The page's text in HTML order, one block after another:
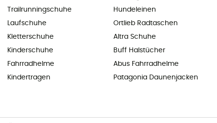
Trailrunningschuhe
Laufschuhe
Kletterschuhe
Kinderschuhe
Fahrradhelme
Kindertragen
Hundeleinen
Ortlieb Radtaschen
Altra Schuhe
Buff Halstücher
Abus Fahrradhelme
Patagonia Daunenjacken